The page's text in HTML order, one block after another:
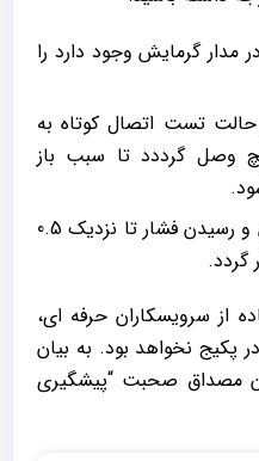
مدار گرمایش وجود دارد را
تست اتصال کوتاه به
وصل گرددد تا سبب باز
به دنبال بار شدن شیرپرکن و رسیدن فشار تا نزدیک 0.5
گردد.
از سرویسکاران حرفه ای،
پکیج نخواهد بود. به بیان
مصداق صحبت “پیشگیری